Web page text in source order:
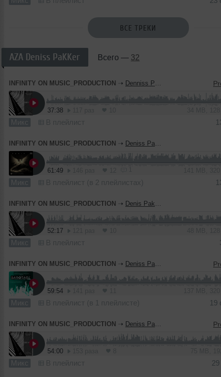
ВСЕ ТРЕКИ
AZA Deniss PaKKer Всего — 32
INFINITY ON MUSIC_PRODUCTION ➝ Denniss PaKKer - Parallel 123 #003 ( INFINITY ON MUSIC)
37:38
Микс В плейлист
INFINITY ON MUSIC_PRODUCTION ➝ Deniss PaKKer - Fenix (INFINITY ON MUSIC)
61:49
Микс В плейлист (в 2 плейлистах)
INFINITY ON MUSIC_PRODUCTION ➝ Denis Pakker - Parallel 123 #002 (INFINITY ON MUSIC)
52:17
Микс В плейлист
INFINITY ON MUSIC_PRODUCTION ➝ Deniss PaKKer - SABOTAGE (INFINITY ON MUSIC)
59:54
Микс В плейлист (в 1 плейлисте) 19
INFINITY ON MUSIC_PRODUCTION ➝ Deniss PaKKer - Parallel 123 (INFINITY ON MUSIC)
54:00
Микс В плейлист